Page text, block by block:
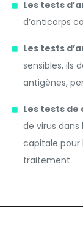
Les tests
d’anticorps
Les tests
sensibles, ils
antigènes,
Les tests de
de virus
capitale pour
traitement.